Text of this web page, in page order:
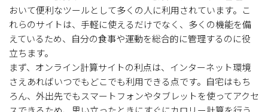
おいて便利なツールとして多くの人に利用されています。こ
れらのサイトは、手軽に使えるだけでなく、多くの機能を備
えているため、自分の食事や運動を総合的に管理するのに役
立ちます。
まず、オンライン計算サイトの利点は、インターネット環境
さえあればいつでもどこでも利用できる点です。自宅はもち
ろん、外出先でもスマートフォンやタブレットを使ってアクセ